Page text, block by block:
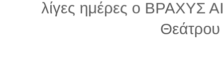
λίγες ημέρες ο ΒΡΑΧΥΣ
Θεάτρου